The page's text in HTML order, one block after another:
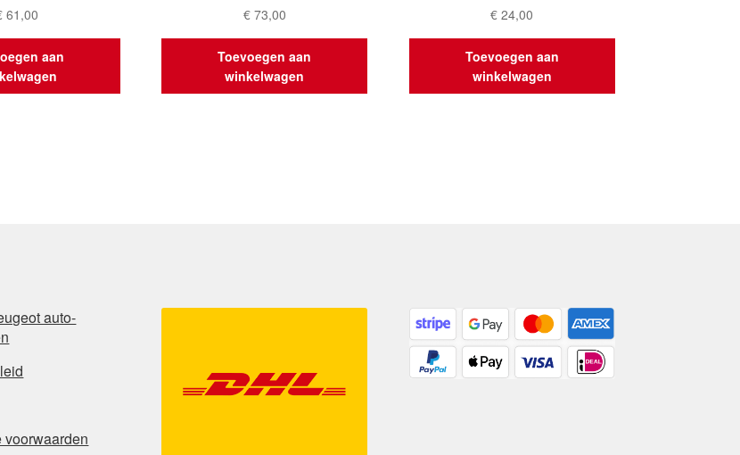
61,00
aan
€73,00
Toevoegen aan
winkelwagen
€ 24,00
Toevoegen aan
winkelwagen
auto-
voorwaarden